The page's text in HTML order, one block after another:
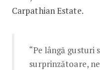
Carpathian Estate.
“Pe lângă gusturi
surprinzătoare,